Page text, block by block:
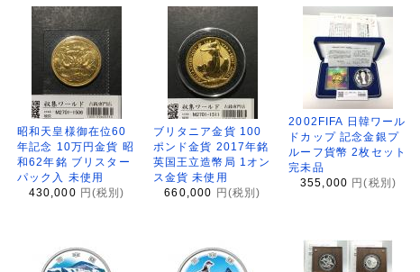
昭和天皇様御在位60
年記念 10万円金貨 昭
和62年銘 ブリスター
パック入 未使用
430,000 円(税別)
ブリタニア金貨 100
ポンド金貨 2017年銘
英国王立造幣局 1オン
ス金貨 未使用
660,000
円(税別)
2002FIFA 日韓ワール
ドカップ 記念金銀プ
ルーフ貨幣 2枚セット
完未品
355,000 円(税別)